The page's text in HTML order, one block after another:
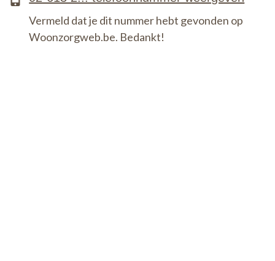
Vermeld dat je dit nummer hebt gevonden op
Woonzorgweb.be. Bedankt!